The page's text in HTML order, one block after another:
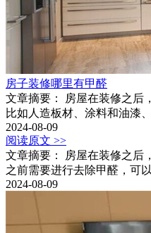
房子装修哪里有甲醛
文章摘要： 房屋在装修之后
比如人造板材、涂料和油漆
2024-08-09
阅读原文 >>
文章摘要： 房屋在装修之后
之前需要进行去除甲醛，可
2024-08-09